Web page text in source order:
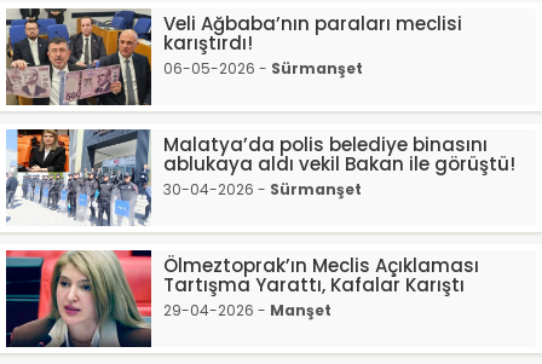
Veli Ağbaba’nın paraları meclisi
karıştırdı!
06-05-2026 - Sürmanşet
Malatya’da polis belediye binasını
ablukaya aldı vekil Bakan ile görüştü!
30-04-2026 - Sürmanşet
Ölmeztoprak’ın Meclis Açıklaması
Tartışma Yarattı, Kafalar Karıştı
29-04-2026 - Manşet